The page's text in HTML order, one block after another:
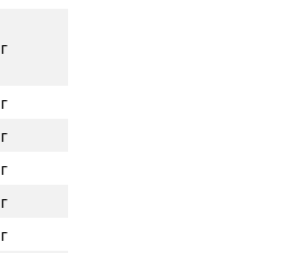
г
г
г
г
г
г